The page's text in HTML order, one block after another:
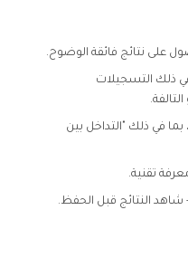
في ذلك التسجيلات
في ذلك "التداخل بين
تقنية.
النتائج قبل الحفظ.